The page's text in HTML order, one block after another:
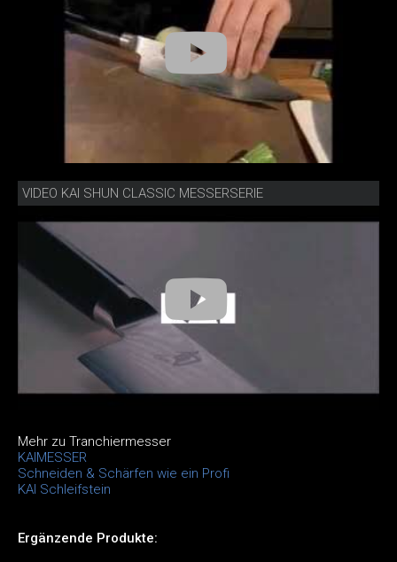
VIDEO KAI SHUN CLASSIC MESSERSERIE
Mehr zu Tranchiermesser
KAIMESSER
Schneiden & Schärfen wie ein Profi
KAI Schleifstein
Ergänzende Produkte: